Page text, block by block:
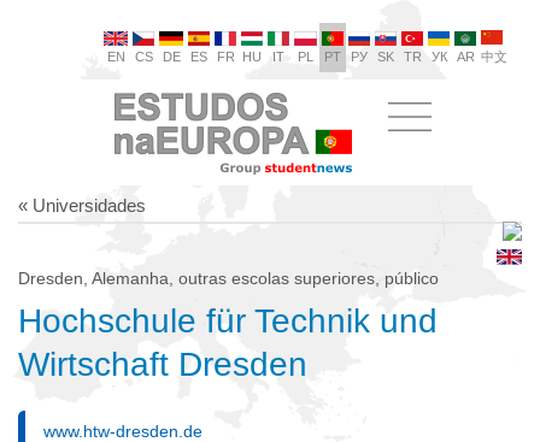
EN CS DE ES FR HU IT PL PT РУ SK TR УК AR 中文
« Universidades
Dresden, Alemanha, outras escolas superiores, público
Hochschule für Technik und
Wirtschaft Dresden
www.htw-dresden.de